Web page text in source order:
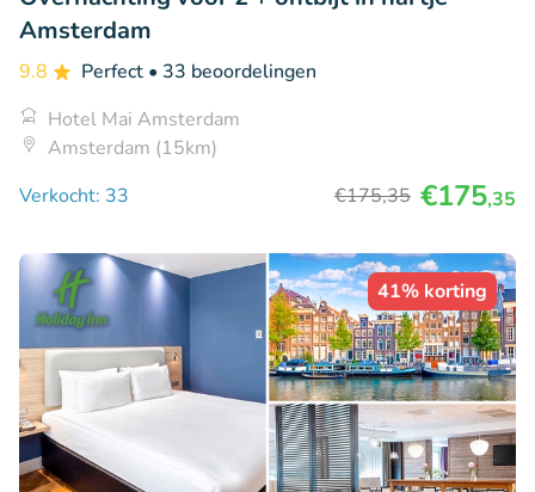
Amsterdam
9.8 Perfect • 33 beoordelingen
Hotel Mai Amsterdam
Amsterdam (15km)
Verkocht: 33
€175,35 €175,35
41% korting